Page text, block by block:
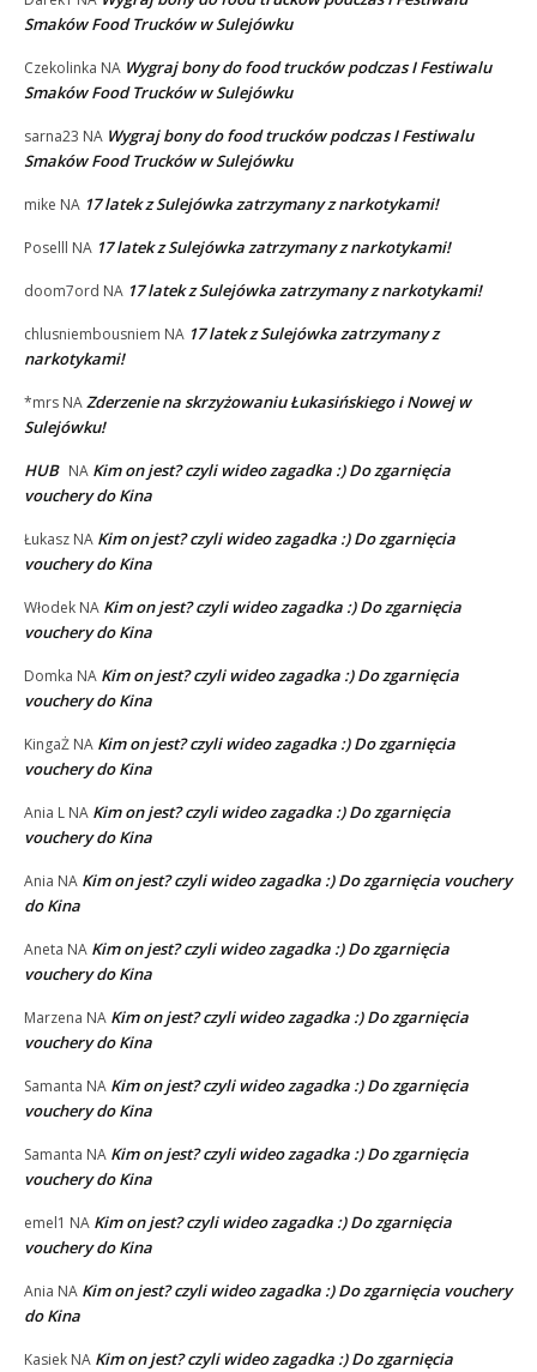
Smaków Food Trucków w Sulejówku
Czekolinka NA Wygraj bony do food trucków podczas I Festiwalu
Smaków Food Trucków w Sulejówku
sarna23 NA Wygraj bony do food trucków podczas I Festiwalu
Smaków Food Trucków w Sulejówku
mike NA 17 latek z Sulejówka zatrzymany z narkotykami!
Poselll NA 17 latek z Sulejówka zatrzymany z narkotykami!
doom7ord NA 17 latek z Sulejówka zatrzymany z narkotykami!
chlusniembousniem NA 17 latek z Sulejówka zatrzymany z
narkotykami!
*mrs NAZderzenie na skrzyżowaniu Łukasińskiego i Nowej w
Sulejówku!
HUB NA Kim on jest? czyli wideo zagadka :) Do zgarnięcia
vouchery do Kina
Łukasz NA Kim on jest? czyli wideo zagadka :) Do zgarnięcia
vouchery do Kina
Włodek NA Kim on jest? czyli wideo zagadka :) Do zgarnięcia
vouchery do Kina
Domka NA Kim on jest? czyli wideo zagadka :) Do zgarnięcia
vouchery do Kina
KingaŻ NA Kim on jest? czyli wideo zagadka :) Do zgarnięcia
vouchery do Kina
Ania L NA Kim on jest? czyli wideo zagadka :) Do zgarnięcia
vouchery do Kina
Ania NA Kim on jest? czyli wideo zagadka :) Do zgarnięcia vouchery
do Kina
Aneta NA Kim on jest? czyli wideo zagadka :) Do zgarnięcia
vouchery do Kina
Marzena NA Kim on jest? czyli wideo zagadka :) Do zgarnięcia
vouchery do Kina
Samanta NA Kim on jest? czyli wideo zagadka :) Do zgarnięcia
vouchery do Kina
Samanta NA Kim on jest? czyli wideo zagadka :) Do zgarnięcia
vouchery do Kina
emel1 NA Kim on jest? czyli wideo zagadka :) Do zgarnięcia
vouchery do Kina
Ania NA Kim on jest? czyli wideo zagadka :) Do zgarnięcia vouchery
do Kina
Kasiek NA Kim on jest? czyli wideo zagadka :) Do zgarnięcia